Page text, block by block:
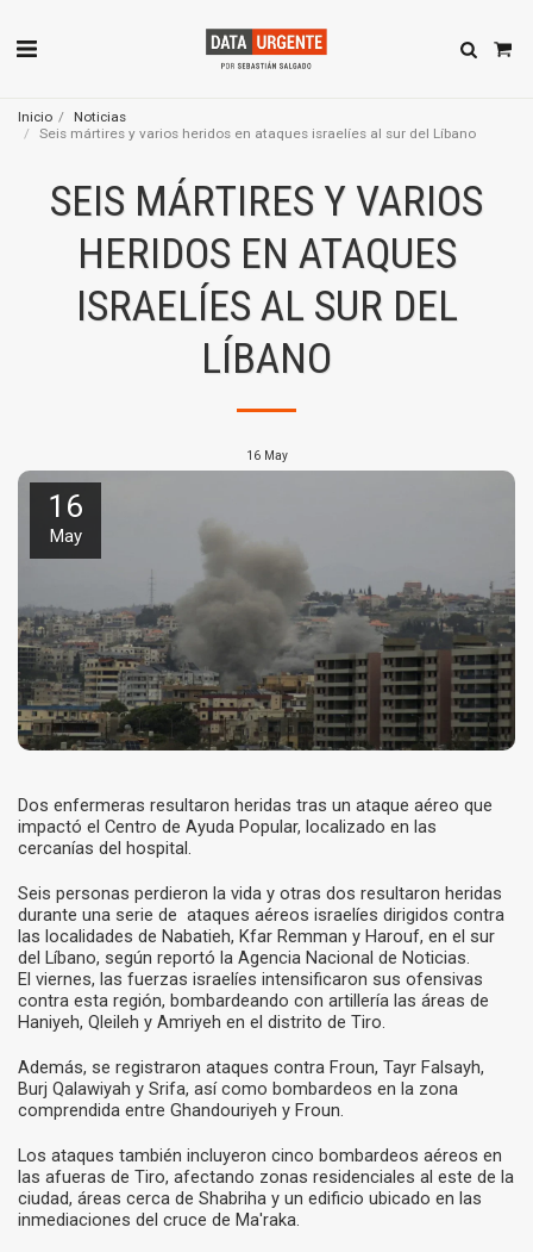
Inicio
Noticias
Seis mártires y varios heridos en ataques israelíes al sur del Líbano
SEIS MÁRTIRES Y VARIOS
HERIDOS EN ATAQUES
ISRAELÍES AL SUR DEL
LÍBANO
16 May
16
May
Dos enfermeras resultaron heridas tras un ataque aéreo que
impactó el Centro de Ayuda Popular, localizado en las
cercanías del hospital.
Seis personas perdieron la vida y otras dos resultaron heridas
durante una serie de ataques aéreos israelíes dirigidos contra
las localidades de Nabatieh, Kfar Remman y Harouf, en el sur
del Líbano, según reportó la Agencia Nacional de Noticias.
El viernes, las fuerzas israelíes intensificaron sus ofensivas
contra esta región, bombardeando con artillería las áreas de
Haniyeh, Qleileh y Amriyeh en el distrito de Tiro.
Además, se registraron ataques contra Froun, Tayr Falsayh,
Burj Qalawiyah y Srifa, así como bombardeos en la zona
comprendida entre Ghandouriyeh y Froun.
Los ataques también incluyeron cinco bombardeos aéreos en
las afueras de Tiro, afectando zonas residenciales al este de la
ciudad, áreas cerca de Shabriha y un edificio ubicado en las
inmediaciones del cruce de Ma'raka.